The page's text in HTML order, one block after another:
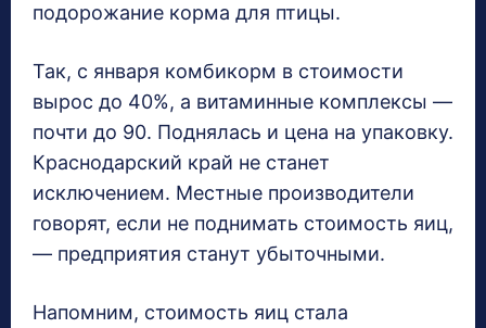
подорожание корма для птицы.
Так, с января комбикорм в стоимости
вырос до 40%, а витаминные комплексы —
почти до 90. Поднялась и цена на упаковку.
Краснодарский край не станет
исключением. Местные производители
говорят, если не поднимать стоимость яиц,
— предприятия станут убыточными.
Напомним, стоимость яиц стала